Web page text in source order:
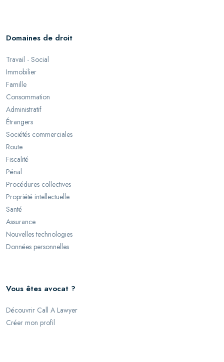
Domaines de droit
Travail - Social
Immobilier
Famille
Consommation
Administratif
Étrangers
Sociétés commerciales
Route
Fiscalité
Pénal
Procédures collectives
Propriété intellectuelle
Santé
Assurance
Nouvelles technologies
Données personnelles
Vous êtes avocat ?
Découvrir Call A Lawyer
Créer mon profil